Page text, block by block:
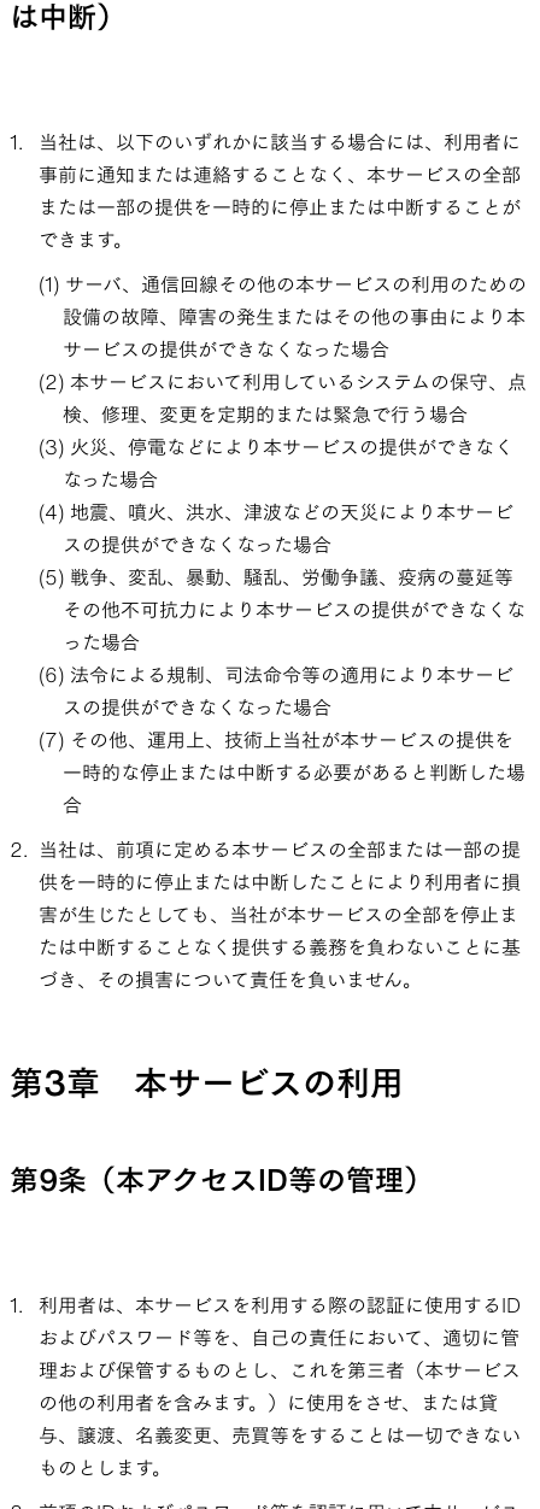
は中断）
当社は、以下のいずれかに該当する場合には、利用者に
事前に通知または連絡することなく、本サービスの全部
または一部の提供を一時的に停止または中断することが
できます。
サーバ、通信回線その他の本サービスの利用のための
設備の故障、障害の発生またはその他の事由により本
サービスの提供ができなくなった場合
本サービスにおいて利用しているシステムの保守、点
検、修理、変更を定期的または緊急で行う場合
火災、停電などにより本サービスの提供ができなく
なった場合
地震、噴火、洪水、津波などの天災により本サービ
スの提供ができなくなった場合
戦争、変乱、暴動、騒乱、労働争議、疫病の蔓延等
その他不可抗力により本サービスの提供ができなくな
った場合
法令による規制、司法命令等の適用により本サービ
スの提供ができなくなった場合
その他、運用上、技術上当社が本サービスの提供を
一時的な停止または中断する必要があると判断した場
合
当社は、前項に定める本サービスの全部または一部の提
供を一時的に停止または中断したことにより利用者に損
害が生じたとしても、当社が本サービスの全部を停止ま
たは中断することなく提供する義務を負わないことに基
づき、その損害について責任を負いません。
第3章 本サービスの利用
第9条（本アクセスID等の管理）
利用者は、本サービスを利用する際の認証に使用するID
およびパスワード等を、自己の責任において、適切に管
理および保管するものとし、これを第三者（本サービス
の他の利用者を含みます。）に使用をさせ、または貸
与、譲渡、名義変更、売買等をすることは一切できない
ものとします。